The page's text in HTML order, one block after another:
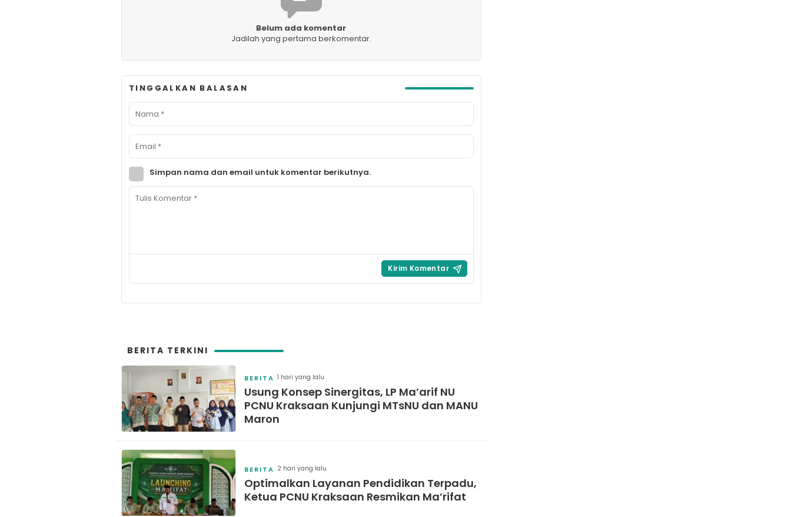
Belum ada komentar
Jadilah yang pertama berkomentar.
TINGGALKAN BALASAN
Simpan nama dan email untuk komentar berikutnya.
BERITA TERKINI
BERITA 1 hari yang lalu
Usung Konsep Sinergitas, LP Ma’arif NU
PCNU Kraksaan Kunjungi MTsNU dan MANU
Maron
BERITA 2 hari yang lalu
Optimalkan Layanan Pendidikan Terpadu,
Ketua PCNU Kraksaan Resmikan Ma’rifat